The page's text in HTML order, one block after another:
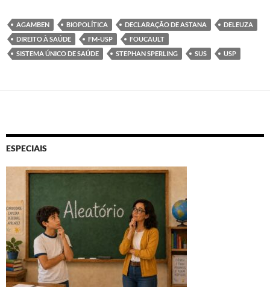
AGAMBEN BIOPOLÍTICA DECLARAÇÃO DE ASTANA
DELEUZA
DIREITO À SAÚDE
FM-USP
FOUCAULT
SISTEMA ÚNICO DE SAÚDE
STEPHAN SPERLING SUS USP
ESPECIAIS